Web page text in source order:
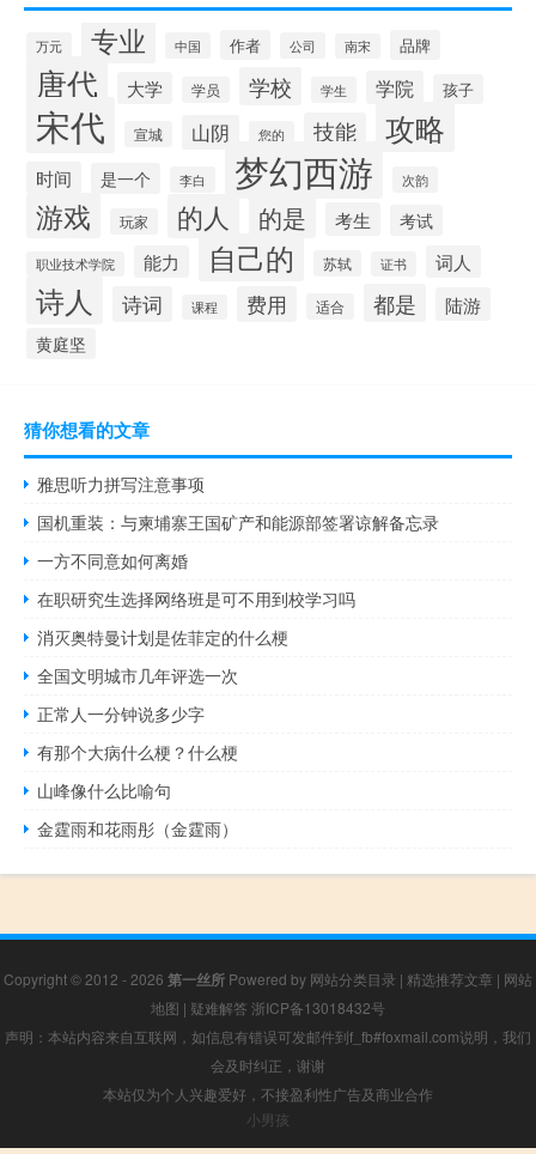
万元 专业 中国 作者 公司 南宋 品牌
唐代 大学 学员 学校 学生 学院 孩子
宋代 宣城 山阴 您的 技能 攻略
时间 是一个 李白 梦幻西游 次韵
游戏 玩家 的人 的是 考生 考试
职业技术学院 能力 自己的 苏轼 证书 词人
诗人 诗词 课程 费用 适合 都是 陆游
黄庭坚
猜你想看的文章
雅思听力拼写注意事项
国机重装：与柬埔寨王国矿产和能源部签署谅解备忘录
一方不同意如何离婚
在职研究生选择网络班是可不用到校学习吗
消灭奥特曼计划是佐菲定的什么梗
全国文明城市几年评选一次
正常人一分钟说多少字
有那个大病什么梗？什么梗
山峰像什么比喻句
金霆雨和花雨彤（金霆雨）
Copyright © 2012 - 2026 第一丝所 Powered by 网站分类目录 | 精选推荐文章 | 网站
地图 | 疑难解答 浙ICP备13018432号
声明：本站内容来自互联网，如信息有错误可发邮件到f_fb#foxmail.com说明，我们
会及时纠正，谢谢
本站仅为个人兴趣爱好，不接盈利性广告及商业合作
小男孩